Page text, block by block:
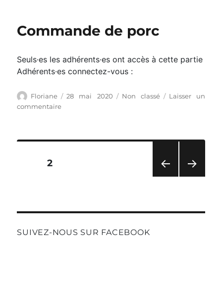
de
Commande de porc
Seuls·es les adhérents·es ont accès à cette partie
Adhérents·es connectez-vous :
Auteur
Floriane
Publié
28 mai 2020 Catégories
Non classé
Laisser un
commentairesur
CÉD
PAGE2
ANT
SUIVEZ-NOUS SUR FACEBOOK